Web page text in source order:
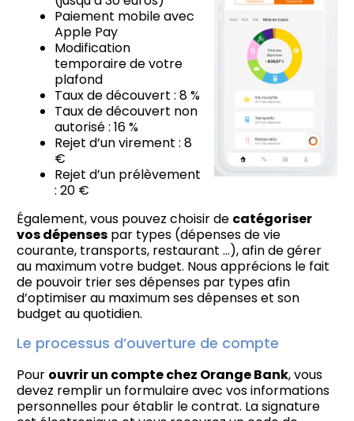
Paiement mobile avec
Apple Pay
Modification
temporaire de votre
plafond
Taux de découvert : 8 %
Taux de découvert non
autorisé : 16 %
Rejet d’un virement : 8
€
Rejet d’un prélèvement
: 20 €
Également, vous pouvez choisir de catégoriser
vos dépenses par types (dépenses de vie
courante, transports, restaurant …), afin de gérer
au maximum votre budget. Nous apprécions le fait
de pouvoir trier ses dépenses par types afin
d’optimiser au maximum ses dépenses et son
budget au quotidien.
Le processus d’ouverture de compte
Pour ouvrir un compte chez Orange Bank, vous
devez remplir un formulaire avec vos informations
personnelles pour établir le contrat. La signature